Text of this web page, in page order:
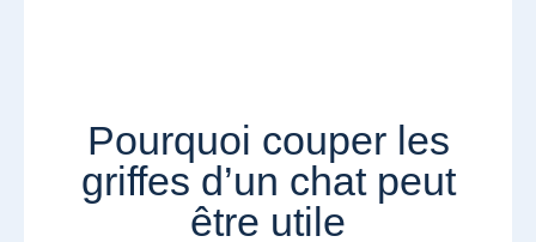
Pourquoi couper les
griffes d’un chat peut
être utile